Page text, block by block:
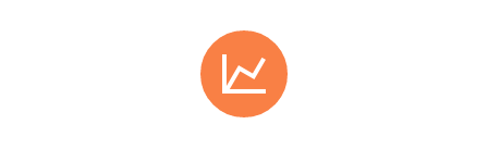

